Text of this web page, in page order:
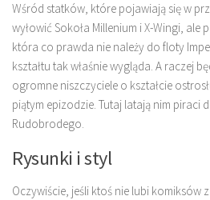
Wśród statków, które pojawiają się w
wyłowić Sokoła Millenium i X-Wingi, ale
która co prawda nie należy do floty
kształtu tak właśnie wygląda. A raczej
ogromne niszczyciele o kształcie
piątym epizodzie. Tutaj latają nim
Rudobrodego.
Rysunki i styl
Oczywiście, jeśli ktoś nie lubi komiksów